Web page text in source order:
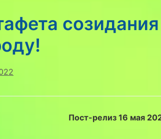
Пост-релиз 16 мая